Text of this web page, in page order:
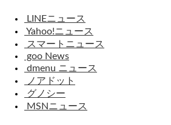
LINEニュース
Yahoo!ニュース
スマートニュース
goo News
dmenu ニュース
ノアドット
グノシー
MSNニュース